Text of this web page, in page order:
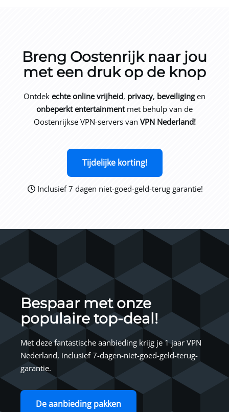
Breng Oostenrijk naar jou
met een druk op de knop
Ontdek echte online vrijheid, privacy, beveiligingen
onbeperkt entertainmentmet behulp van de
Oostenrijkse VPN-servers van VPN Nederland!
Tijdelijke korting!
Inclusief 7 dagen niet-goed-geld-terug garantie!
Bespaar met onze
populaire top-deal!
Met deze fantastische aanbieding krijg je 1 jaar VPN
Nederland, inclusief 7-dagen-niet-goed-geld-terug-
garantie.
De aanbieding pakken